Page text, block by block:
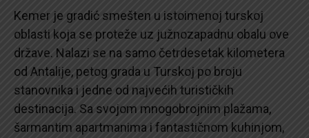
Kemer je gradić smešten u istoimenoj turskoj
oblasti koja se proteže uz južnozapadnu obalu ove
države. Nalazi se na samo četrdesetak kilometera
od Antalije, petog grada u Turskoj po broju
stanovnika i jedne od najvećih turističkih
destinacija. Sa svojom mnogobrojnim plažama,
šarmantim apartmanima i fantastičnom kuhinjom,